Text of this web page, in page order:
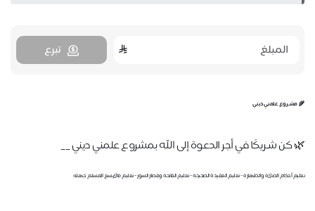
تبرع
🌾 مشـروع علمني ديني
🌿 كن شـريكًا في أجر الدعوة إلى الله بمشروع علمني ديني __
تعليم أحكام الصلاة والطهارة - تعليم العقيدة الصحيحة - تعليم الفاتحة وقصار السور - تعليم مالايسع المسلم جهله